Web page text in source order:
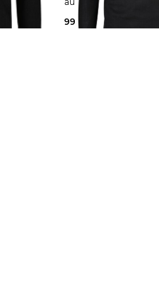
99,90 €